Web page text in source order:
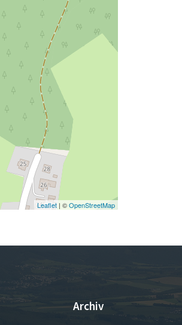
Leaflet| ©OpenStreetMap
Archiv